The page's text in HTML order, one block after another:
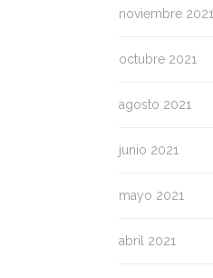
noviembre 2021
octubre 2021
agosto 2021
junio 2021
mayo 2021
abril 2021